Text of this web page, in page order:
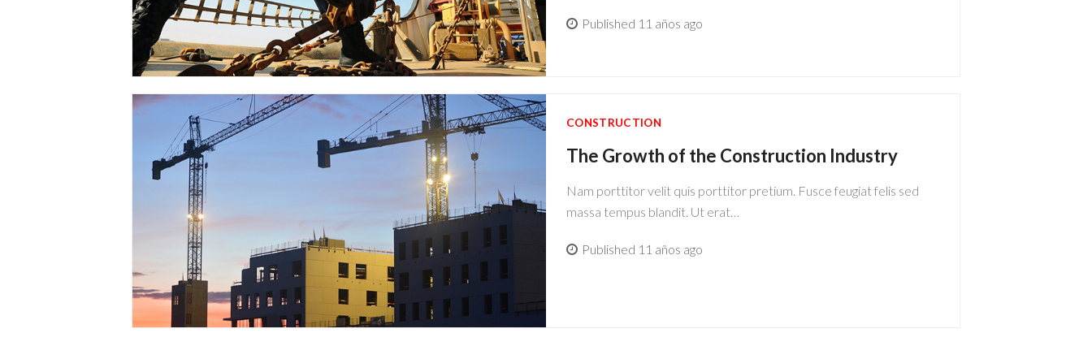
Published 11 años ago
CONSTRUCTION
The Growth of the Construction Industry
Nam porttitor velit quis porttitor pretium. Fusce feugiat felis sed
massa tempus blandit. Ut erat…
Published 11 años ago